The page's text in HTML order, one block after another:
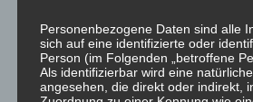
Ähnliche Beiträge
Personenbezogene Daten sind alle
sich auf eine identifizierte oder
Person (im Folgenden „betroffene
Als identifizierbar wird eine
angesehen, die direkt oder indirekt,